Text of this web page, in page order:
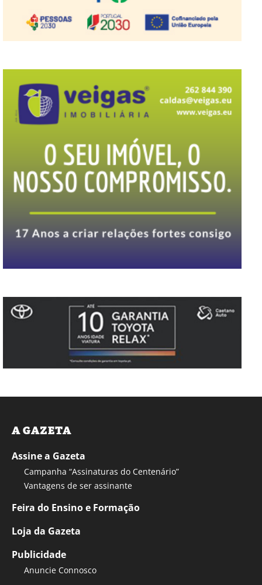
A GAZETA
Assine a Gazeta
Campanha “Assinaturas do Centenário”
Vantagens de ser assinante
Feira do Ensino e Formação
Loja da Gazeta
Publicidade
Anuncie Connosco